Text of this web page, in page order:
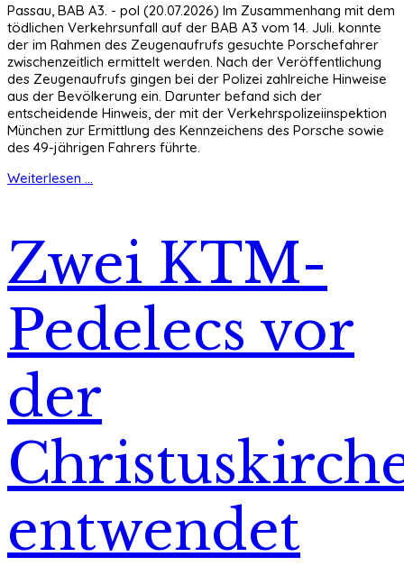
Passau, BAB A3. - pol (20.07.2026) Im Zusammenhang mit dem
tödlichen Verkehrsunfall auf der BAB A3 vom 14. Juli. konnte
der im Rahmen des Zeugenaufrufs gesuchte Porschefahrer
zwischenzeitlich ermittelt werden. Nach der Veröffentlichung
des Zeugenaufrufs gingen bei der Polizei zahlreiche Hinweise
aus der Bevölkerung ein. Darunter befand sich der
entscheidende Hinweis, der mit der Verkehrspolizeiinspektion
München zur Ermittlung des Kennzeichens des Porsche sowie
des 49-jährigen Fahrers führte.
Weiterlesen ...
Zwei KTM-
Pedelecs vor
der
entwendet